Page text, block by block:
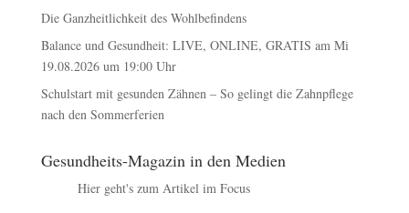
Die Ganzheitlichkeit des Wohlbefindens
Balance und Gesundheit: LIVE, ONLINE, GRATIS am Mi
19.08.2026 um 19:00 Uhr
Schulstart mit gesunden Zähnen – So gelingt die Zahnpflege
nach den Sommerferien
Gesundheits-Magazin in den Medien
Hier geht's zum Artikel im Focus